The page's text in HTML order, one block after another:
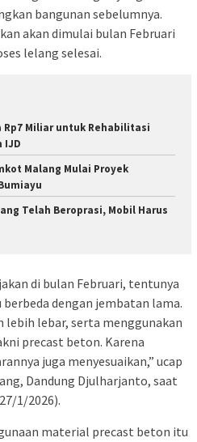
bangunan sebelumnya.
akan dimulai bulan Februari
lelang selesai.
Rp7 Miliar untuk Rehabilitasi
IJD
Malang Mulai Proyek
Telah Beroprasi, Mobil Harus
di bulan Februari, tentunya
dengan jembatan lama.
lebar, serta menggunakan
precast beton. Karena
juga menyesuaikan,” ucap
Dandung Djulharjanto, saat
1/2026).
material precast beton itu